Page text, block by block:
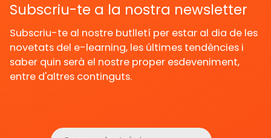
Subscriu-te a la nostra newsletter
Subscriu-te al nostre butlletí per estar al dia de les
novetats del e-learning, les últimes tendències i
saber quin serà el nostre proper esdeveniment,
entre d'altres continguts.